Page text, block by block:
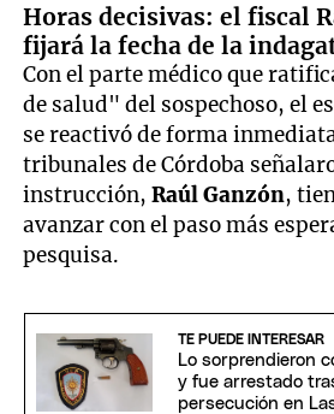
Horas decisivas: el fiscal
fijará la fecha de la
Con el parte médico que
de salud" del sospechoso, el
se reactivó de forma
tribunales de Córdoba
instrucción,Raúl Ganzón,
avanzar con el paso más
pesquisa.
TE PUEDE INTERESAR
Lo sorprendieron
y fue arrestado
persecución en